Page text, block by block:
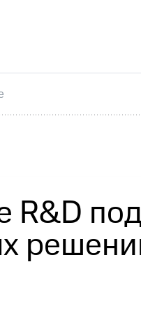
Контакты
капиталКонтроль
R&D